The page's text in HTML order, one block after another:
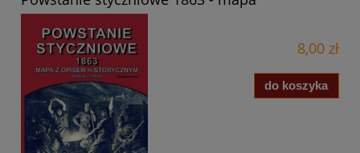
8,00 zł
do koszyka